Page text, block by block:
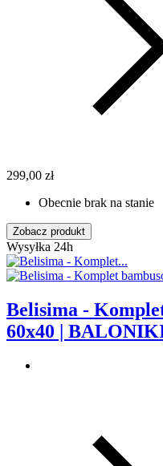
299,00 zł
Obecnie brak na stanie
Zobacz produkt
Wysyłka 24h
Belisima -
60x40 |